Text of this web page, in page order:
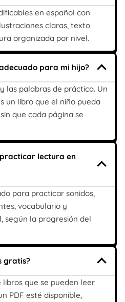
en español con
claras, texto
organizada por nivel.
para mi hijo?
las palabras de práctica. Un
un libro que el niño pueda
que cada página se
lectura en
para practicar sonidos,
vocabulario y
según la progresión del
gratis?
libros que se pueden leer
PDF esté disponible,